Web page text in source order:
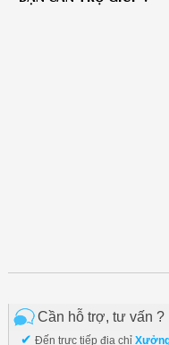
Cần hỗ trợ, tư vấn ?
✔ Đến trực tiếp địa chỉ